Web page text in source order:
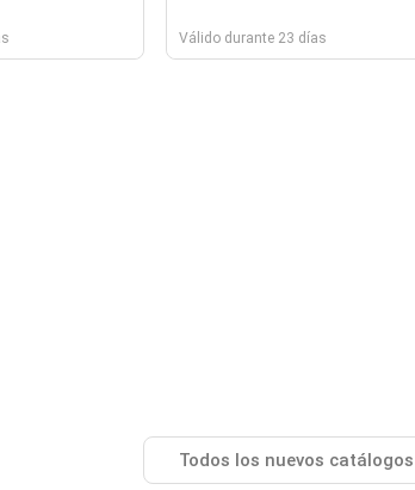
Válido durante 23 días
Todos los nuevos catálogos